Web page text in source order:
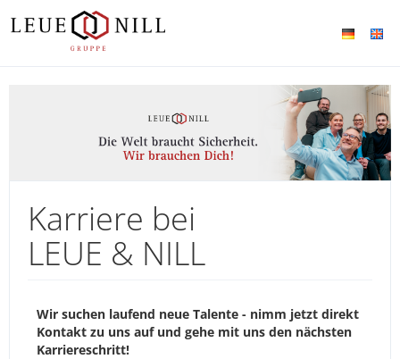
Karriere bei
LEUE & NILL
Wir suchen laufend neue Talente - nimm jetzt direkt
Kontakt zu uns auf und gehe mit uns den nächsten
Karriereschritt!